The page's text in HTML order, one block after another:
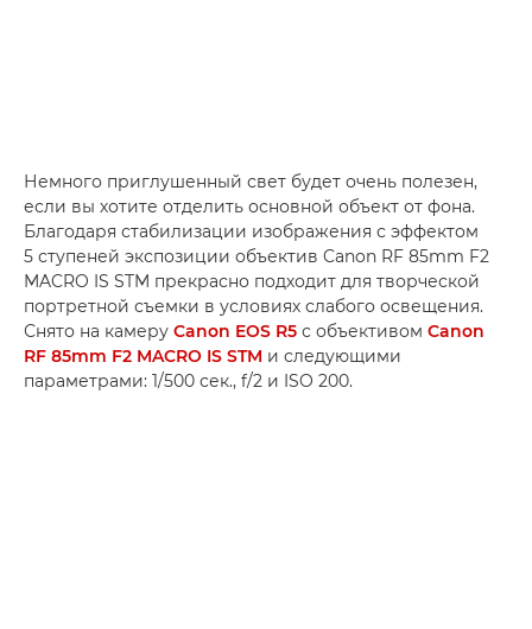
Немного приглушенный свет будет очень полезен,
если вы хотите отделить основной объект от фона.
Благодаря стабилизации изображения с эффектом
5 ступеней экспозиции объектив Canon RF 85mm F2
MACRO IS STM прекрасно подходит для творческой
портретной съемки в условиях слабого освещения.
Снято на камеру Canon EOS R5 с объективом Canon
RF 85mm F2 MACRO IS STM и следующими
параметрами: 1/500 сек., f/2 и ISO 200.